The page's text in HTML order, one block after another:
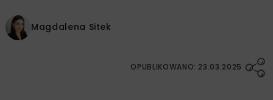
Magdalena Sitek
OPUBLIKOWANO: 23.03.2025